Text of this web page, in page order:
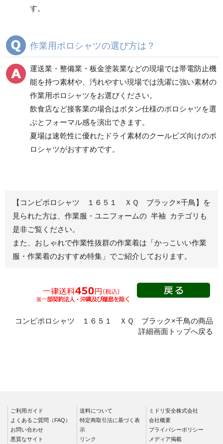
春夏長袖
食品産業用長袖
食品産業用半袖
クリーンウェア
通年
通年
ワークパンツ
春夏ワークパンツ作業
通年ワークパンツ作業
食品産業用ワークパン
ツ
クリーンウェアワーク
パンツ
カーゴパンツ
通年カーゴパンツ作業
レディース作業着
春夏半袖
スモック
春夏長袖
シャツ
半袖
す。
作業用ポロシャツの選び方は？
運送業・整備業・板金塗装業などの現場では帯電防止機
能を持つ素材や、汚れやすい現場では洗濯に強い素材の
作業用ポロシャツをお選びください。
飲食店など接客業の場合はボタン仕様のポロシャツを選
ぶとフォーマル感を演出できます。
夏場は速乾性に優れたドライ素材のクールビズ向けのポ
ロシャツがおすすめです。
【コンビポロシャツ １６５１ ＸＱ ブラック×千鳥】を
見られた方は、作業服・ユニフォームの 半袖 カテゴリも
是非ご覧ください。
また、おしゃれで作業性抜群の作業着は 「かっこいい作業
服・作業着のおすすめ特集」 でご紹介しております。
コンビポロシャツ １６５１ ＸＱ ブラック×千鳥の商品
詳細画面トップへ戻る
ご利用ガイド
よくあるご質問（FAQ）
お問い合わせ
悪質なサイト
送料について
特定商取引法に基づく表
示
リンク
ミドリ安全株式会社
会社概要
プライバシーポリシー
メディア掲載